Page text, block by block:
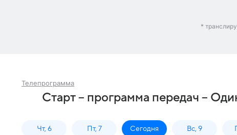
*
Телепрограмма
Старт – программа передач –
Чт, 6 Пт, 7 Сегодня Вс, 9